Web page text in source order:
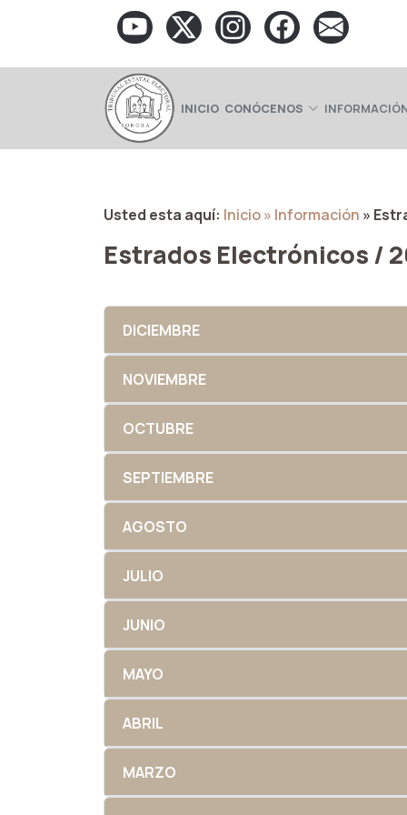
INICIO CONÓCENOS
Usted esta aquí: Inicio» Información »
Estrados Electrónicos /
DICIEMBRE
NOVIEMBRE
OCTUBRE
SEPTIEMBRE
AGOSTO
JULIO
JUNIO
MAYO
ABRIL
MARZO